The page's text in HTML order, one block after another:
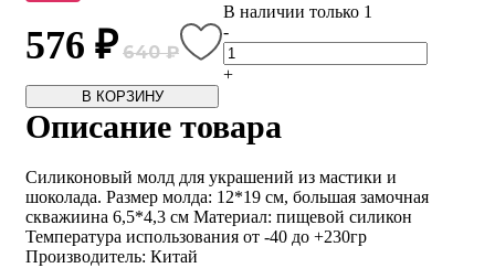
576 ₽ 640 ₽
В наличии только 1
-
+
В КОРЗИНУ
Описание товара
Силиконовый молд для украшений из мастики и
шоколада. Размер молда: 12*19 см, большая замочная
скважиина 6,5*4,3 см Материал: пищевой силикон
Температура использования от -40 до +230гр
Производитель: Китай